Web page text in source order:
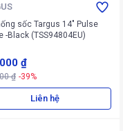
sốc Targus 14" Pulse
-Black (TSS94804EU)
₫
₫ -39%
Liên hệ